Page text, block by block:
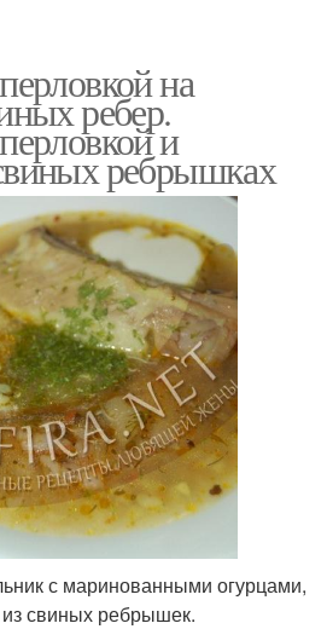
на
ребер.
и
ребрышках
с маринованными огурцами,
свиных ребрышек.